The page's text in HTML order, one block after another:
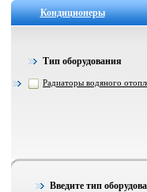
Кондиционеры
Тип оборудования
Радиаторы водяного
Введите тип